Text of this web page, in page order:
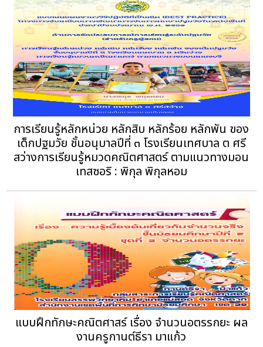
การเรียนรู้หลักหน่วย หลักสิบ หลักร้อย หลักพัน ของ
เด็กปฐมวัย ชั้นอนุบาลปีที่ ๓ โรงเรียนเทศบาล ต ศรี
สว่างการเรียนรู้หมวดคณิตศาสตร์ ตามแนวทางมอน
เทสซอริ : พิกุล พิกุลหอม
แบบฝึกทักษะคณิตศาสร์ เรื่อง จำนวนอตรรกยะ ผล
งานครูกานต์ธีรา มาแก้ว